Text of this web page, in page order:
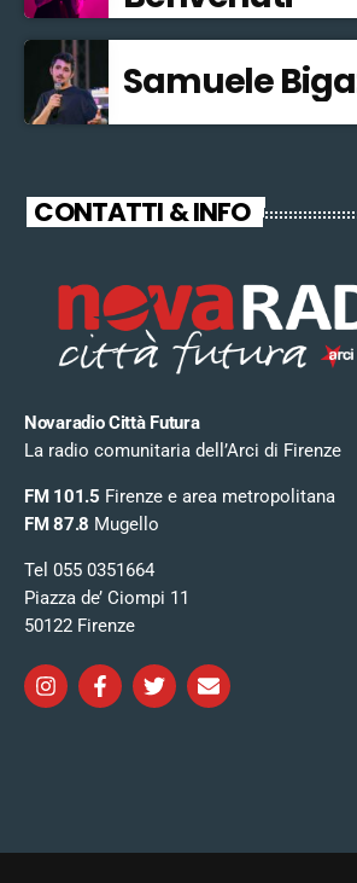
Samuele
CONTATTI & INFO
Novaradio Città Futura
La radio comunitaria dell’Arci di Firenze
FM 101.5 Firenze e area metropolitana
FM 87.8 Mugello
Tel 055 0351664
Piazza de’ Ciompi 11
50122 Firenze